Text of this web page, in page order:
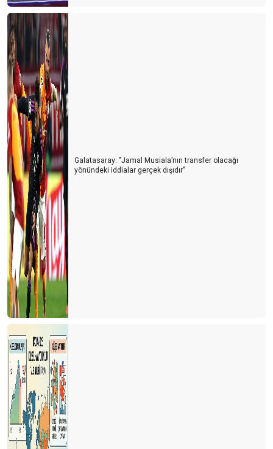
Kral çıplak
Bir otelin kalitesiz olduğunu gösteren detaylar
Kuantum siçrama
Atların kıç kenarları...
Turizm mühendisliği
Galatasaray: "Jamal Musiala’nın transfer olacağı
yönündeki iddialar gerçek dışıdır"